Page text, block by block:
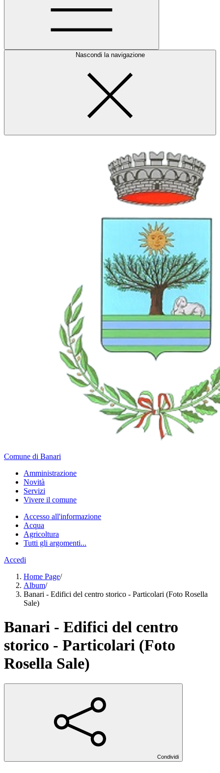
Nascondi la navigazione
Comune di Banari
Amministrazione
Novità
Servizi
Vivere il comune
Accesso all'informazione
Acqua
Agricoltura
Tutti gli argomenti...
Accedi
Home Page/
Album/
Banari - Edifici del centro storico - Particolari (Foto Rosella
Sale)
Banari - Edifici del centro
storico - Particolari (Foto
Rosella Sale)
Condividi